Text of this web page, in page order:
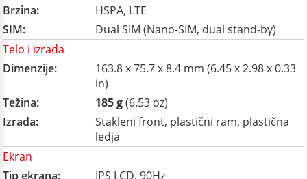
Brzina:
HSPA, LTE
SIM:
Dual SIM (Nano-SIM, dual stand-by)
Telo i izrada
Dimenzije:
163.8 x 75.7 x 8.4 mm (6.45 x 2.98 x 0.33
in)
Težina:
185 g(6.53 oz)
Izrada:
Stakleni front, plastični ram, plastična
ledja
Ekran
Tip ekrana:
IPS LCD, 90Hz